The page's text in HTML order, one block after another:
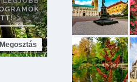
Megosztás